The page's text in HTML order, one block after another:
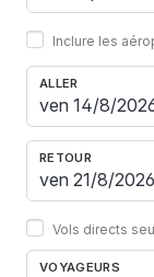
Inclure les
ALLER
RETOUR
Vols directs
VOYAGEURS